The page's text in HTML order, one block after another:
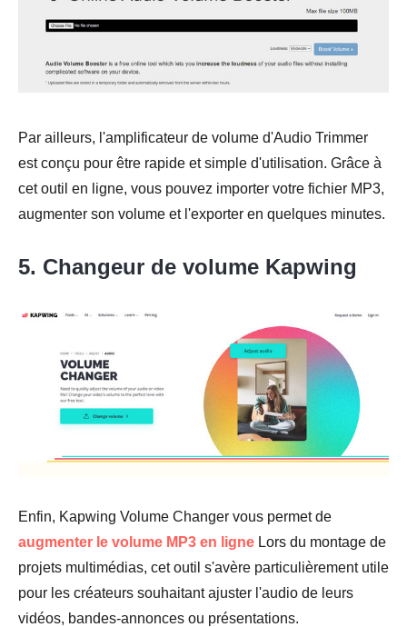
Par ailleurs, l'amplificateur de volume d'Audio Trimmer
est conçu pour être rapide et simple d'utilisation. Grâce à
cet outil en ligne, vous pouvez importer votre fichier MP3,
augmenter son volume et l'exporter en quelques minutes.
5. Changeur de volume Kapwing
Enfin, Kapwing Volume Changer vous permet de
augmenter le volume MP3 en ligne Lors du montage de
projets multimédias, cet outil s'avère particulièrement utile
pour les créateurs souhaitant ajuster l'audio de leurs
vidéos, bandes-annonces ou présentations.